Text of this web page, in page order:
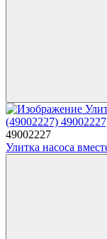
49002227
Улитка насоса